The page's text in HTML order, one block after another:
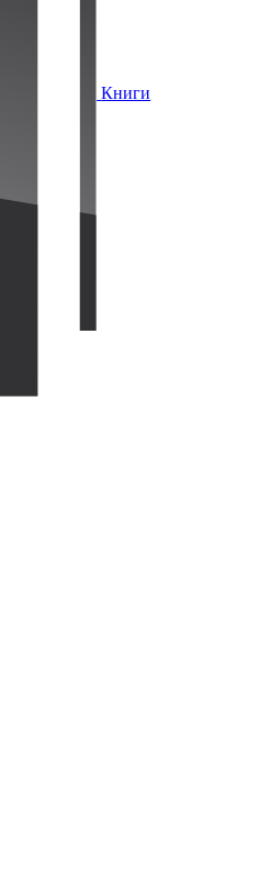
Книги